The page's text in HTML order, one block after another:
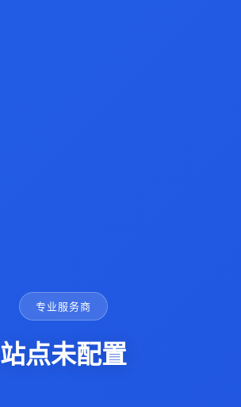
专业服务商
站点未配置